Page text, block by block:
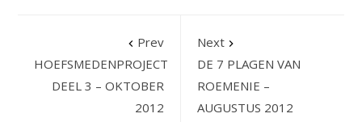
Prev
HOEFSMEDENPROJECT
DEEL 3 – OKTOBER
2012
Next
DE 7 PLAGEN VAN
ROEMENIE –
AUGUSTUS 2012